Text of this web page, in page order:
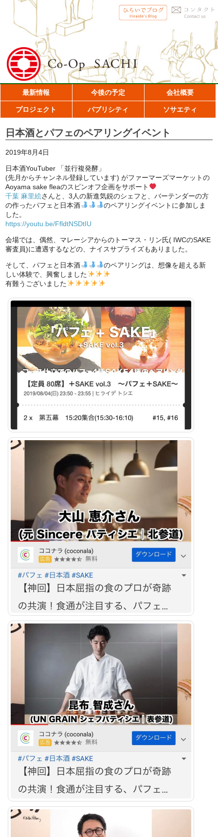
最新情報 今後の予定 会社概要
プロジェクト パブリシティ ソサエティ
日本酒とパフェのペアリングイベント
2019年8月4日
日本酒YouTuber 「並行複発酵」
(先月からチャンネル登録しています) がファーマーズマーケットの
Aoyama sake fleaのスピンオフ企画をサポート
千葉 麻里絵さんと、3人の新進気鋭のシェフと、バーテンダーの方
の作ったパフェと日本酒
のペアリングイベントに参加しま
した。
https://youtu.be/FfldtNSDtIU
会場では、偶然、マレーシアからのトーマス・リン氏( IWCのSAKE
審査員)に遭遇するなどの、ナイスサプライズもありました。
そして、パフェと日本酒
のペアリングは、想像を超える新
しい体験で、興奮しました
有難うございました